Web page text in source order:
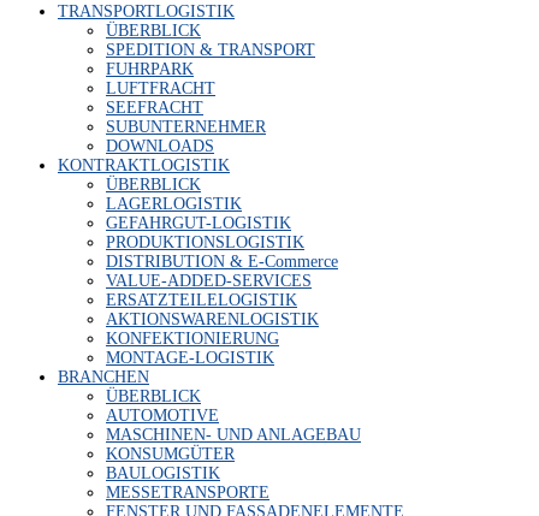
TRANS­PORT­LO­GIS­TIK
ÜBER­BLICK
SPE­DI­TI­ON & TRANSPORT
FUHR­PARK
LUFT­FRACHT
SEE­FRACHT
SUB­UN­TER­NEH­MER
DOWN­LOADS
KON­TRAKT­LO­GIS­TIK
ÜBER­BLICK
LAGER­LO­GIS­TIK
GEFAHR­GUT-LOGIS­TIK
PRO­DUK­TI­ONS­LO­GIS­TIK
DIS­TRI­BU­TI­ON & E‑Commerce
VALUE-ADDED-SER­VICES
ERSATZ­TEI­LE­LO­GIS­TIK
AKTI­ONS­WA­REN­LO­GIS­TIK
KON­FEK­TIO­NIE­RUNG
MON­TA­GE-LOGIS­TIK
BRAN­CHEN
ÜBER­BLICK
AUTO­MO­TI­VE
MASCHI­NEN- UND ANLAGEBAU
KON­SUM­GÜ­TER
BAU­LO­GIS­TIK
MES­SE­TRANS­POR­TE
FENS­TER UND FASSADENELEMENTE